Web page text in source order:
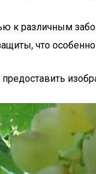
к различным
что